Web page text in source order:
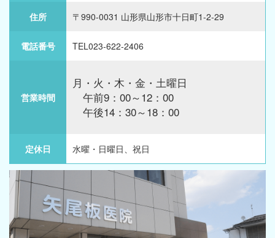
住所 〒990-0031 山形県山形市十日町1-2-29
電話番号 TEL023-622-2406
営業時間
月・火・木・金・土曜日
午前9：00～12：00
午後14：30～18：00
定休日 水曜・日曜日、祝日